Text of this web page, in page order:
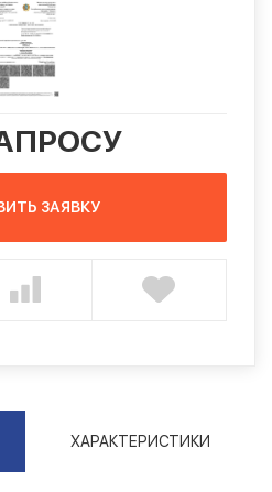
ЗАЯВКУ
ХАРАКТЕРИСТИКИ